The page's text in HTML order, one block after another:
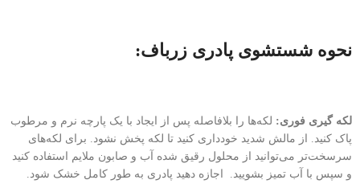
نحوه شستشوی پادری زرباف:
لکه گیری فوری: لکه‌ها را بلافاصله پس از ایجاد با یک پارچه نرم و مرطوب
پاک کنید. از مالش شدید خودداری کنید تا لکه پخش نشود. برای لکه‌های
سرسخت‌تر می‌توانید از محلول رقیق شده آب و صابون ملایم استفاده کنید
و سپس با آب تمیز بشویید. اجازه دهید پادری به طور کامل خشک شود.